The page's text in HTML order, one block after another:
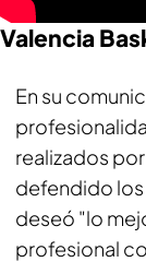
Valencia
En su
realizados
defendido los
deseó "lo
profesional